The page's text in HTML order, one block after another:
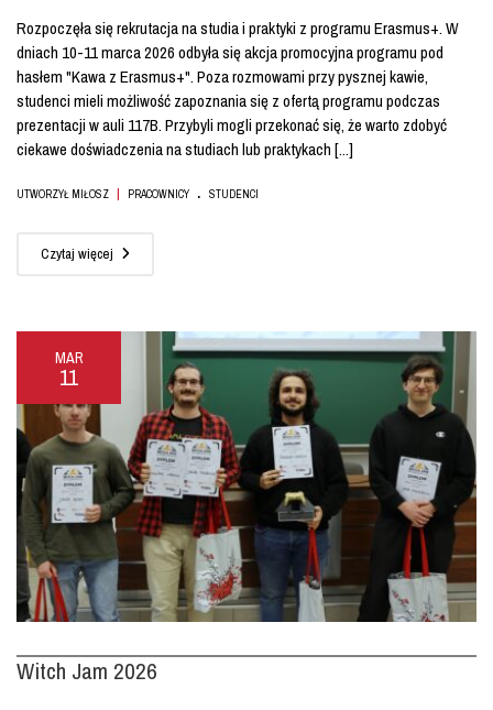
Rozpoczęła się rekrutacja na studia i praktyki z programu Erasmus+. W
dniach 10-11 marca 2026 odbyła się akcja promocyjna programu pod
hasłem "Kawa z Erasmus+". Poza rozmowami przy pysznej kawie,
studenci mieli możliwość zapoznania się z ofertą programu podczas
prezentacji w auli 117B. Przybyli mogli przekonać się, że warto zdobyć
ciekawe doświadczenia na studiach lub praktykach [...]
UTWORZYŁ MIŁOSZ | PRACOWNICY . STUDENCI
Czytaj więcej
MAR
11
Witch Jam 2026